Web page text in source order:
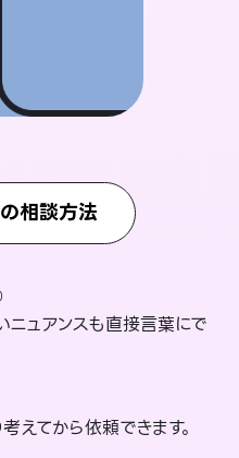
相談方法
ニュアンスも直接言葉にで
えてから依頼できます。